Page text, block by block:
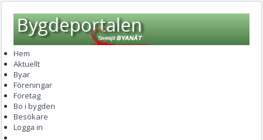
Hem
Aktuellt
Byar
Föreningar
Företag
Bo i bygden
Besökare
Logga in